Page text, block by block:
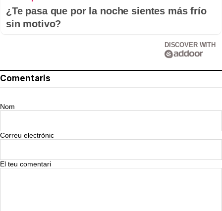
¿Te pasa que por la noche sientes más frío
sin motivo?
DISCOVER WITH
Comentaris
Nom
Correu electrònic
El teu comentari